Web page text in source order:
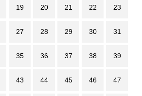
19 20 21 22 23
27 28 29 30 31
35 36 37 38 39
43 44 45 46 47